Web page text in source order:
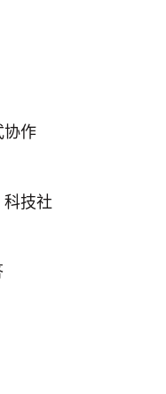
协作
科技社